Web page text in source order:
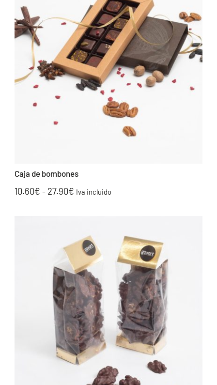
Caja de bombones
10.60€ - 27.90€Rango
10.60€
hasta
27.90€
Iva incluido